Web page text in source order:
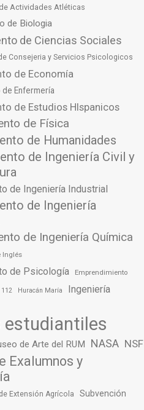
Actividades Atléticas
de Biologia
de Ciencias Sociales
Consejeria y Servicios Psicologicos
de Economía
Enfermería
de Estudios HIspanicos
de Física
de Humanidades
de Ingeniería Civil y
de Ingeniería Industrial
de Ingeniería
de Ingeniería Química
Inglés
de Psicología Emprendimiento
112 Huracán María Ingeniería
estudiantiles
de Arte del RUM NASA NSF
Exalumnos y
Extensión Agrícola Subvención